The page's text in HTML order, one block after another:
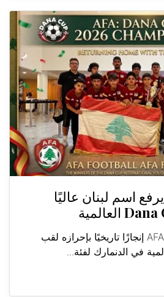
AFA Lebanon يرفع اسم لبنان عاليًا
حقق فريق AFA Lebanon إنجازًا تاريخيًا بإحرازه لقب